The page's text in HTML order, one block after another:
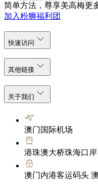
简单方法，尊享美高梅更
加入粉狮福利团
快速访问
其他链接
关于我们
澳门国际机场
港珠澳大桥珠海口
澳门内港客运码头